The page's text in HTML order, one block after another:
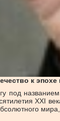
к
под названием
XXI